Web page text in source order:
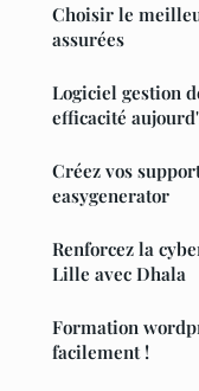
Choisir le
assurées
Logiciel gestion
efficacité
Créez vos
easygenerator
Renforcez la
Lille avec Dhala
Formation
facilement !